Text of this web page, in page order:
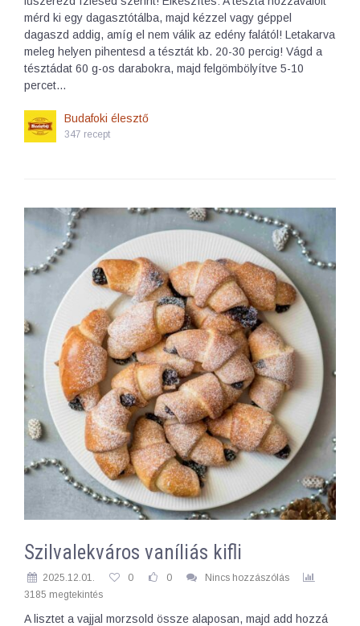
mérd ki egy dagasztótálba, majd kézzel vagy géppel
dagaszd addig, amíg el nem válik az edény falától! Letakarva
meleg helyen pihentesd a tésztát kb. 20-30 percig! Vágd a
tésztádat 60 g-os darabokra, majd felgömbölyítve 5-10
percet…
Budafoki élesztő
347 recept
Szilvalekváros vaníliás kifli
2025.12.01. 0 0
Nincs hozzászólás
3185 megtekintés
A lisztet a vajjal morzsold össze alaposan, majd add hozzá